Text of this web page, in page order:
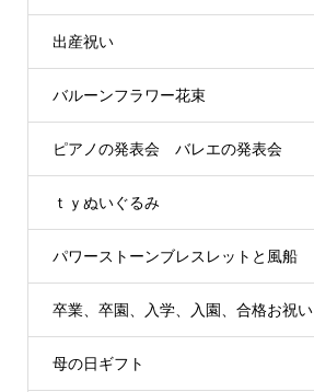
出産祝い
バルーンフラワー花束
ピアノの発表会 バレエの発表会
ｔｙぬいぐるみ
パワーストーンブレスレットと風船
卒業、卒園、入学、入園、合格お祝い
母の日ギフト